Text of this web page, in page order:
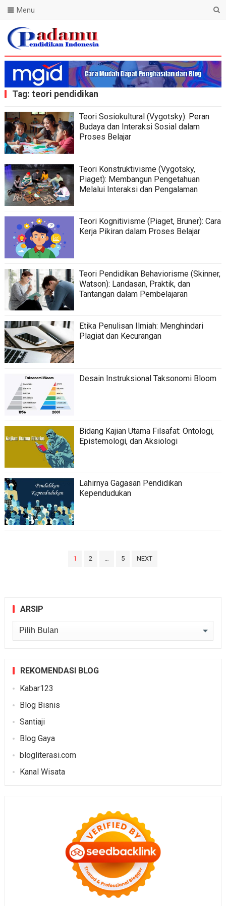
Blog Padamu
Menu
Tag: teori pendidikan
Teori Sosiokultural (Vygotsky): Peran
Budaya dan Interaksi Sosial dalam
Proses Belajar
Teori Konstruktivisme (Vygotsky,
Piaget): Membangun Pengetahuan
Melalui Interaksi dan Pengalaman
Teori Kognitivisme (Piaget, Bruner): Cara
Kerja Pikiran dalam Proses Belajar
Teori Pendidikan Behaviorisme (Skinner,
Watson): Landasan, Praktik, dan
Tantangan dalam Pembelajaran
Etika Penulisan Ilmiah: Menghindari
Plagiat dan Kecurangan
Desain Instruksional Taksonomi Bloom
Bidang Kajian Utama Filsafat: Ontologi,
Epistemologi, dan Aksiologi
Lahirnya Gagasan Pendidikan
Kependudukan
1 2 5 NEXT
ARSIP
Arsip
REKOMENDASI BLOG
Kabar123
Blog Bisnis
Santiaji
Blog Gaya
blogliterasi.com
Kanal Wisata